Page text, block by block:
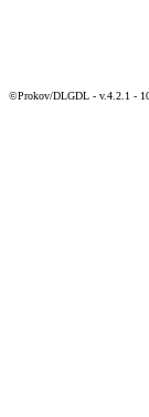
©Prokov/DLGDL - v.4.2.1 -